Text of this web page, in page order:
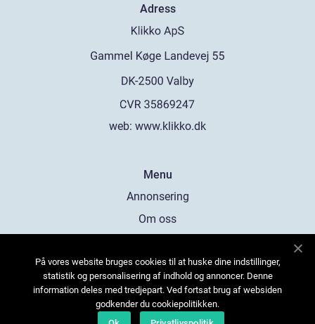
Adress
web: www.klikko.dk
Menu
Annonsering
Om oss
Kontakta oss
Sitemap
På vores website bruges cookies til at huske dine indstillinger,
statistik og personalisering af indhold og annoncer. Denne
information deles med tredjepart. Ved fortsat brug af websiden
godkender du cookiepolitikken.